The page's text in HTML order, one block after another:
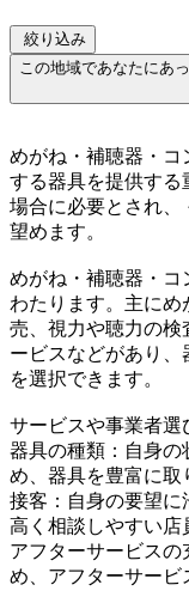
絞り込み
この地域であなたにあ
めがね・補聴器・コ
する器具を提供する
場合に必要とされ、
望めます。
めがね・補聴器・コ
わたります。主にめ
売、視力や聴力の検
ービスなどがあり、
を選択できます。
サービスや事業者選
器具の種類：自身の
め、器具を豊富に取
接客：自身の要望に
高く相談しやすい店
アフターサービスの
め、アフターサービ